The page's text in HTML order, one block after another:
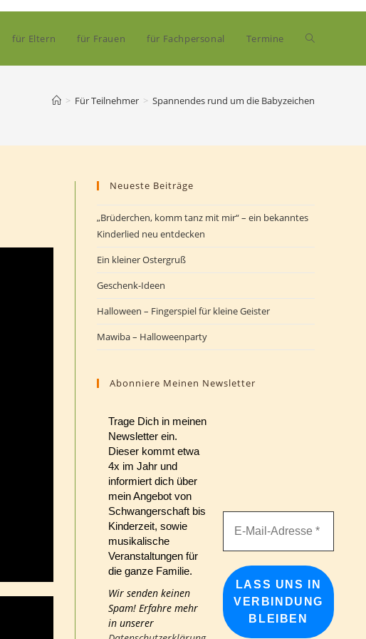
für Eltern für Frauen für Fachpersonal Termine Website-
umschalten
> Für Teilnehmer > Spannendes rund um die Babyzeichen
Neueste Beiträge
„Brüderchen, komm tanz mit mir“ – ein bekanntes
Kinderlied neu entdecken
Ein kleiner Ostergruß
Geschenk-Ideen
Halloween – Fingerspiel für kleine Geister
Mawiba – Halloweenparty
Abonniere Meinen Newsletter
Trage Dich in meinen
Newsletter ein.
Dieser kommt etwa
4x im Jahr und
informiert dich über
mein Angebot von
Schwangerschaft bis
Kinderzeit, sowie
musikalische
Veranstaltungen für
die ganze Familie.
Wir senden keinen
Spam! Erfahre mehr
in unserer